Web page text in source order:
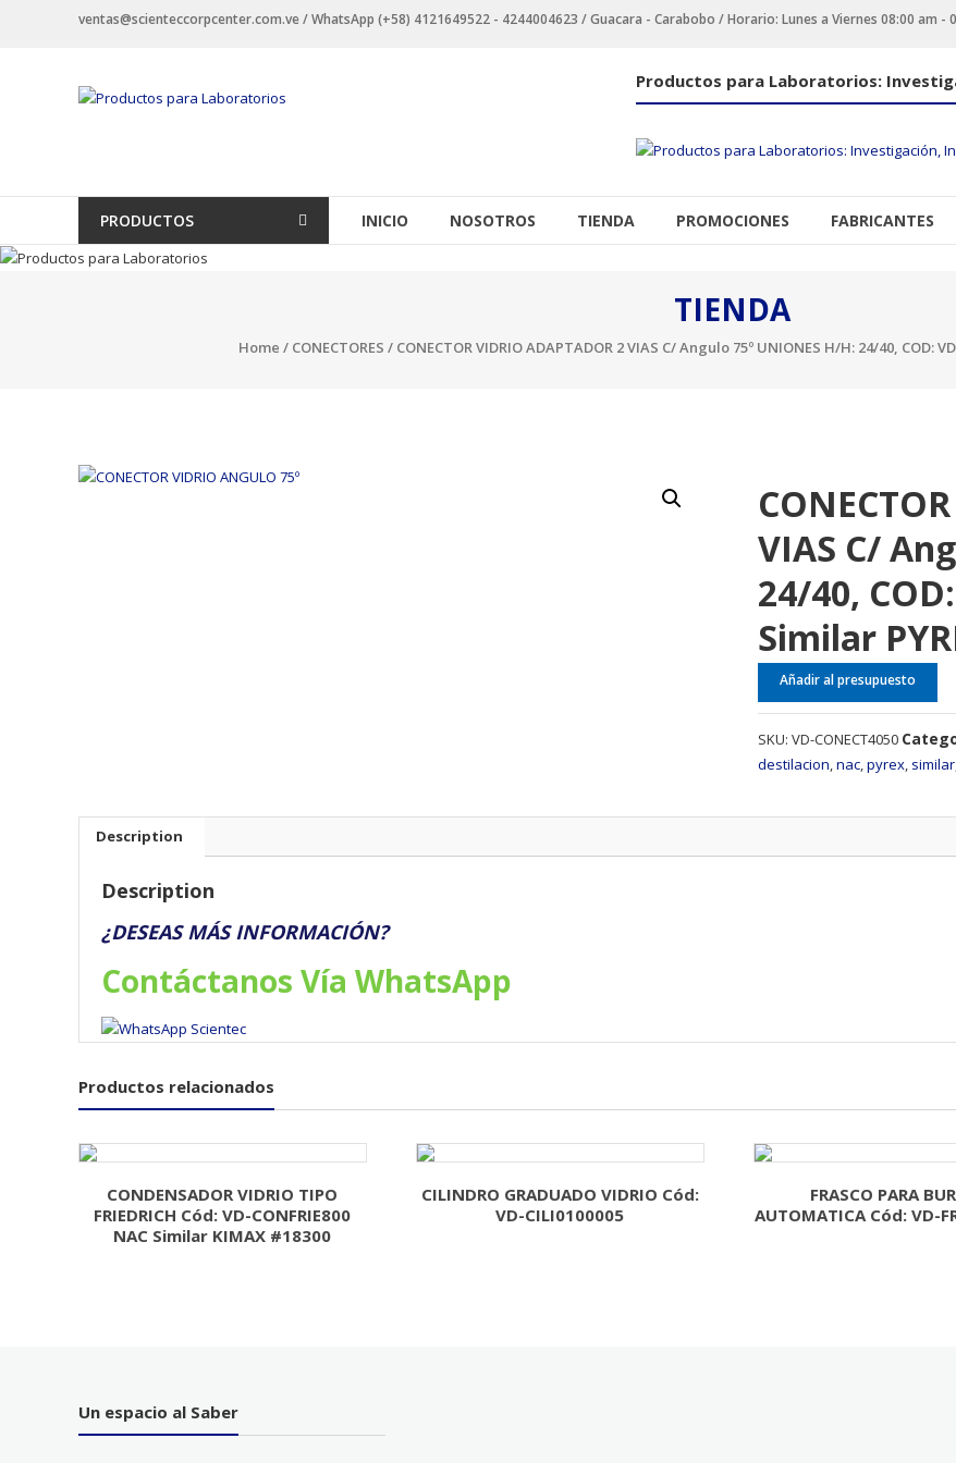
ventas@scienteccorpcenter.com.ve / WhatsApp (+58) 4121649522 - 4244004623 / Guacara - Carabobo / Horario: Lunes a Viernes 08:00 am -
Productos
Investigación,
Industriales
y
Productos para Laboratorios:
PRODUCTOS INICIO NOSOTROS TIENDA PROMOCIONES FABRICANTES
TIENDA
Home / CONECTORES / CONECTOR VIDRIO ADAPTADOR 2 VIAS C/ Angulo 75º UNIONES H/H: 24/40, COD:
VIAS C/
24/40,
Similar
Añadir al presupuesto
SKU: VD-CONECT4050
destilacion,nac,pyrex, similar
Description
Description
¿DESEAS MÁS INFORMACIÓN?
Contáctanos Vía WhatsApp
Productos relacionados
CONDENSADOR VIDRIO TIPO
FRIEDRICH Cód: VD-CONFRIE800
NAC Similar KIMAX #18300
CILINDRO GRADUADO VIDRIO Cód:
VD-CILI0100005
FRASCO PARA
AUTOMATICA Cód: VD-
Un espacio al Saber